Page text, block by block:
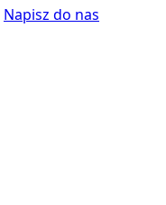
Napisz do nas